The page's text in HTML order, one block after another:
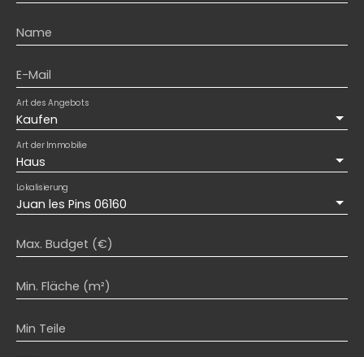
Name
E-Mail
Kaufen
Art des Angebots
Haus
Art der Immobilie
Juan les Pins 06160
Lokalisierung
Max. Budget (€)
Min. Fläche (m²)
Min Teile